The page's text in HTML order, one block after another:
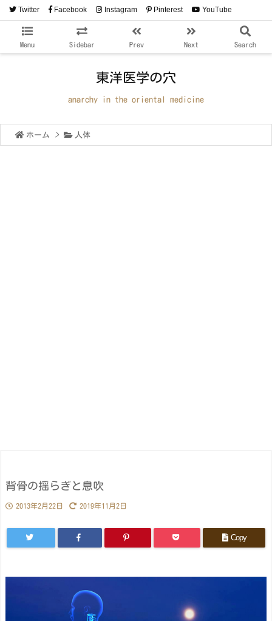
Menu Sidebar Prev Next Search
Twitter Facebook Instagram Pinterest YouTube
RSS
東洋医学の穴
anarchy in the oriental medicine
ホーム > 人体
背骨の揺らぎと息吹
2013年2月22日 2019年11月2日
Copy